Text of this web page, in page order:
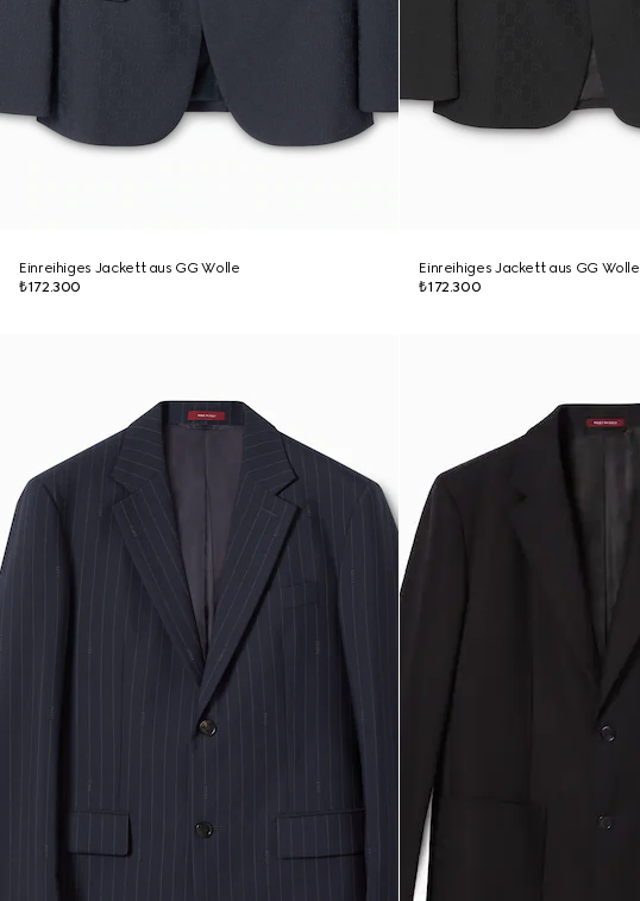
Einreihiges Jackett aus GG Wolle
₺172.300
Einreihiges Jackett aus GG Wolle
₺172.300